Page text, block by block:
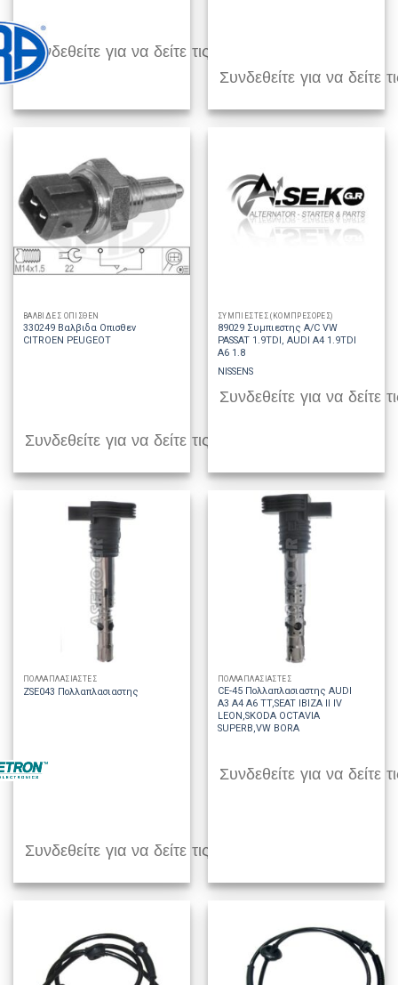
Συνδεθείτε για να δείτε τις τιμές
Συνδεθείτε για να δείτε
ΒΑΛΒΙΔΕΣ ΟΠΙΣΘΕΝ
330249 Βαλβιδα Οπισθεν
CITROEN PEUGEOT
Συνδεθείτε για να δείτε τις τιμές
ΣΥΜΠΙΕΣΤΕΣ (ΚΟΜΠΡΕΣΟΡΕΣ)
89029 Συμπιεστης A/C VW
PASSAT 1.9TDI, AUDI A4 1.9TDI
A6 1.8
NISSENS
Συνδεθείτε για να δείτε
ΠΟΛΛΑΠΛΑΣΙΑΣΤΕΣ
ZSE043 Πολλαπλασιαστης
Συνδεθείτε για να δείτε τις τιμές
ΠΟΛΛΑΠΛΑΣΙΑΣΤΕΣ
CE-45 Πολλαπλασιαστης AUDI
A3 A4 A6 TT,SEAT IBIZA II IV
LEON,SKODA OCTAVIA
SUPERB,VW BORA
Συνδεθείτε για να δείτε